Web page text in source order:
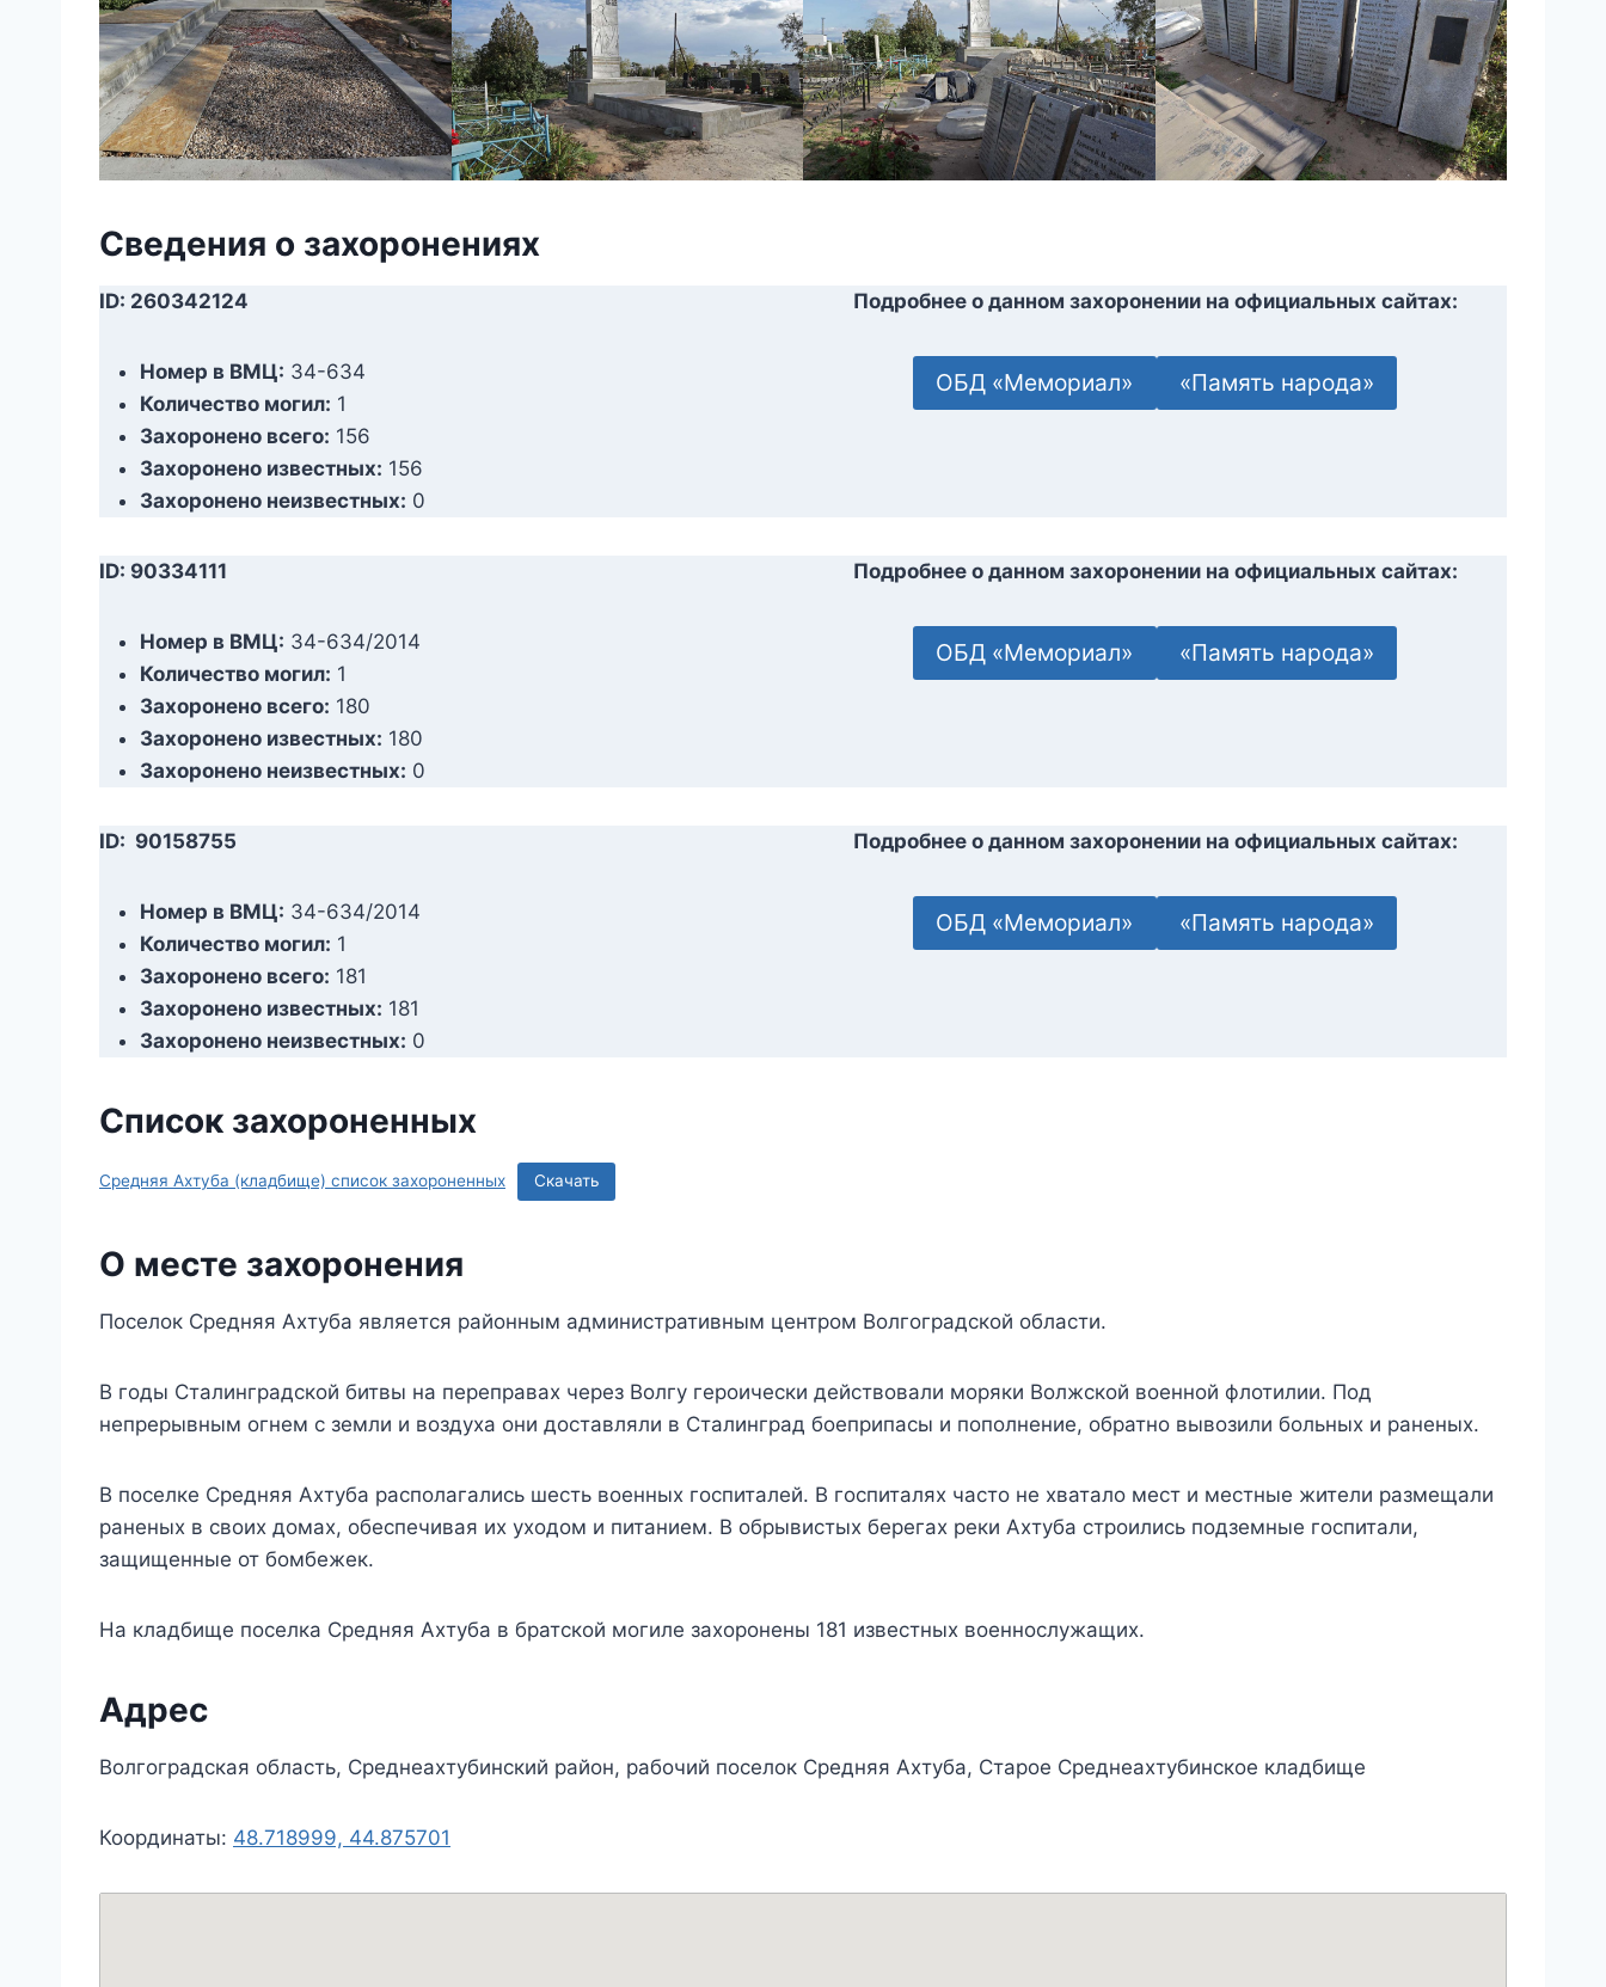
Сведения о захоронениях
ID: 260342124
Номер в ВМЦ: 34-634
Количество могил: 1
Захоронено всего: 156
Захоронено известных: 156
Захоронено неизвестных: 0
Подробнее о данном захоронении на официальных сайтах:
ОБД «Мемориал» «Память народа»
ID: 90334111
Номер в ВМЦ: 34-634/2014
Количество могил: 1
Захоронено всего: 180
Захоронено известных: 180
Захоронено неизвестных: 0
Подробнее о данном захоронении на официальных сайтах:
ОБД «Мемориал» «Память народа»
ID: 90158755
Номер в ВМЦ: 34-634/2014
Количество могил: 1
Захоронено всего: 181
Захоронено известных: 181
Захоронено неизвестных: 0
Подробнее о данном захоронении на официальных сайтах:
ОБД «Мемориал» «Память народа»
Список захороненных
Средняя Ахтуба (кладбище) список захороненных Скачать
О месте захоронения
Поселок Средняя Ахтуба является районным административным центром Волгоградской области.
В годы Сталинградской битвы на переправах через Волгу героически действовали моряки Волжской военной флотилии. Под
непрерывным огнем с земли и воздуха они доставляли в Сталинград боеприпасы и пополнение, обратно вывозили больных и раненых.
В поселке Средняя Ахтуба располагались шесть военных госпиталей. В госпиталях часто не хватало мест и местные жители размещали
раненых в своих домах, обеспечивая их уходом и питанием. В обрывистых берегах реки Ахтуба строились подземные госпитали,
защищенные от бомбежек.
На кладбище поселка Средняя Ахтуба в братской могиле захоронены 181 известных военнослужащих.
Адрес
Волгоградская область, Среднеахтубинский район, рабочий поселок Средняя Ахтуба, Старое Среднеахтубинское кладбище
Координаты: 48.718999, 44.875701